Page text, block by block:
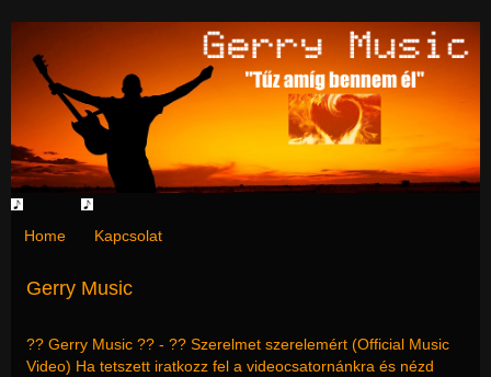
Home Kapcsolat
Gerry Music
?? Gerry Music ?? - ?? Szerelmet szerelemért (Official Music
Video) Ha tetszett iratkozz fel a videocsatornánkra és nézd